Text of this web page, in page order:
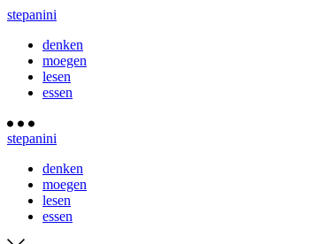
stepanini
denken
moegen
lesen
essen
stepanini
denken
moegen
lesen
essen